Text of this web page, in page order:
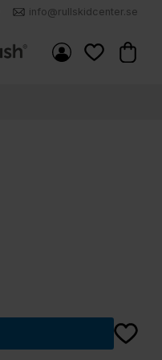
info@rullskidcenter.se
Lägg